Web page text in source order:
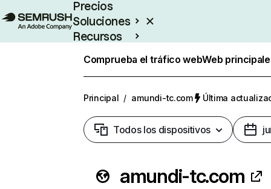
Precios
Soluciones
Recursos
Comprueba el tráfico webWeb
Principal / amundi-tc.com Última
Todos los dispositivos
amundi-tc.com